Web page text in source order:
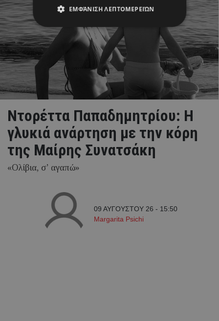
Ντορέττα Παπαδημητρίου: Η
γλυκιά ανάρτηση με την κόρη
της Μαίρης Συνατσάκη
«Ολίβια, σ’ αγαπώ»
09 ΑΥΓΟΥΣΤΟΥ 26 - 15:50
Margarita Psichi
ΕΜΦΆΝΙΣΗ ΛΕΠΤΟΜΕΡΕΙΏΝ